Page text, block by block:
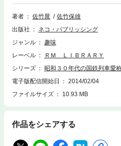
著者 佐竹晁
佐竹保雄
出版社
ネコ・パブリッシング
ジャンル
趣味
レーベル
ＲＭ ＬＩＢＲＡＲＹ
シリーズ
昭和３０年代の国鉄列車愛
電子版配信開始日
2014/02/04
ファイルサイズ
10.93 MB
作品をシェアする